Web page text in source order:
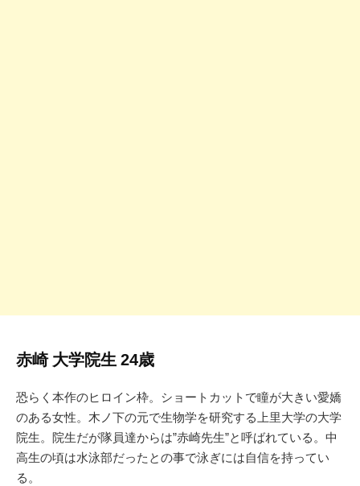
赤崎 大学院生 24歳
恐らく本作のヒロイン枠。ショートカットで瞳が大きい愛嬌
のある女性。木ノ下の元で生物学を研究する上里大学の大学
院生。院生だが隊員達からは”赤崎先生”と呼ばれている。中
高生の頃は水泳部だったとの事で泳ぎには自信を持ってい
る。